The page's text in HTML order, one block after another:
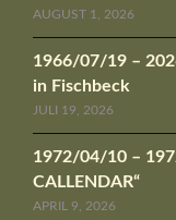
AUGUST 1, 2026
1966/07/19 –
in Fischbeck
JULI 19, 2026
1972/04/10 –
CALLENDAR“
APRIL 9, 2026